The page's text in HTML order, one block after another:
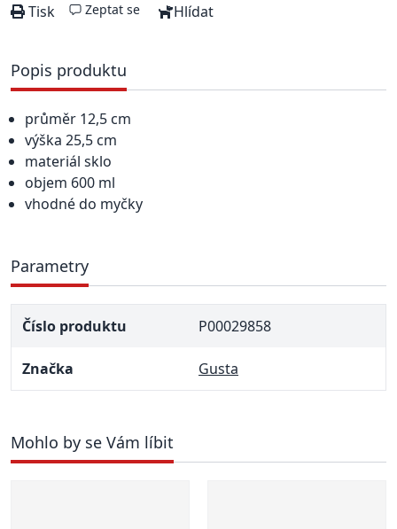
Tisk Zeptat se Hlídat
Popis produktu
průměr 12,5 cm
výška 25,5 cm
materiál sklo
objem 600 ml
vhodné do myčky
Parametry
Číslo produktu P00029858
Značka Gusta
Mohlo by se Vám líbit